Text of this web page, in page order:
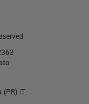
(PR) IT